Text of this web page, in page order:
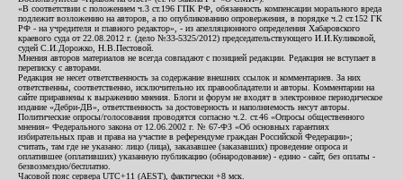
«В соответствии с положением ч.3 ст.196 ГПК РФ, обязанность компенсации морального вреда
подлежит возложению на авторов, а по опубликованию опровержения, в порядке ч.2 ст.152 ГК
РФ - на учредителя и главного редактор», - из апелляционного определения Хабаровского
краевого суда от 22.08.2012 г. (дело №33-5325/2012) председательствующего И.И.Куликовой,
судей С.И.Дорожко, Н.В.Пестовой.
Мнения авторов материалов не всегда совпадают с позицией редакции. Редакция не вступает в
переписку с авторами.
Редакция не несет ответственность за содержание внешних ссылок и комментариев. За них
ответственны, соответственно, исключительно их правообладатели и авторы. Комментарии на
сайте приравнены к выражению мнения. Блоги и форум не входят в электронное периодическое
издание «Дебри-ДВ», ответственность за достоверность и наполняемость несут авторы.
Политические опросы/голосования проводятся согласно ч.2. ст.46 «Опросы общественного
мнения» Федерального закона от 12.06.2002 г. № 67-ФЗ «Об основных гарантиях
избирательных прав и права на участие в референдуме граждан Российской Федерации»;
считать, там где не указано: лицо (лица), заказавшее (заказавших) проведение опроса и
оплатившее (оплативших) указанную публикацию (обнародование) - едино - сайт, без оплаты -
безвозмездно/бесплатно.
Часовой пояс сервера UTC+11 (AEST), фактически +8 мск.